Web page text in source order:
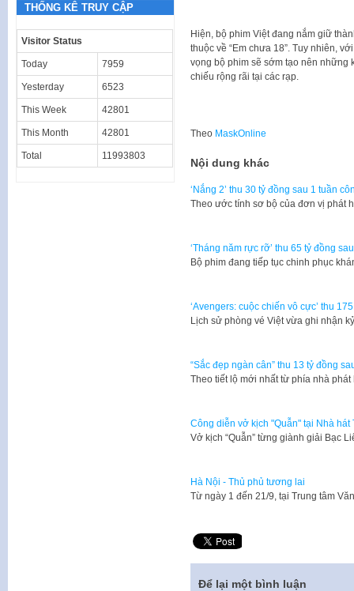
Hiện, bộ phim Việt đang nắm giữ
thuộc về “Em chưa 18”. Tuy nhiên,
vọng bộ phim sẽ sớm tạo nên
chiếu rộng rãi tại các rạp.
Theo MaskOnline
Nội dung khác
‘Nắng 2’ thu 30 tỷ đồng sau 1 tuần
Theo ước tính sơ bộ của đơn vị phát
‘Tháng năm rực rỡ’ thu 65 tỷ đồng
Bộ phim đang tiếp tục chinh phục
‘Avengers: cuộc chiến vô cực’ thu
Lịch sử phòng vé Việt vừa ghi nhận
“Sắc đẹp ngàn cân” thu 13 tỷ đồng
Theo tiết lộ mới nhất từ phía nhà
Công diễn vở kịch "Quẫn" tại Nhà hát
Vở kịch “Quẫn” từng giành giải Bạc
Hà Nội - Thủ phủ tương lai
Từ ngày 1 đến 21/9, tại Trung tâm
Để lại một bình luận
THỐNG KÊ TRUY CẬP
Visitor Status
Today 7959
Yesterday 6523
This Week 42801
This Month 42801
Total 11993803